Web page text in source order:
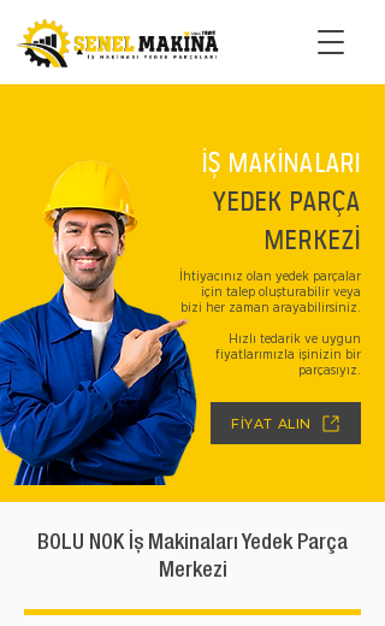
İŞ MAKİNALARI
YEDEK PARÇA
MERKEZİ
İhtiyacınız olan yedek parçalar
için talep oluşturabilir veya
bizi her zaman arayabilirsiniz.
Hızlı tedarik ve uygun
fiyatlarımızla işinizin bir
parçasıyız.
FİYAT ALIN
BOLU NOK İş Makinaları Yedek Parça
Merkezi